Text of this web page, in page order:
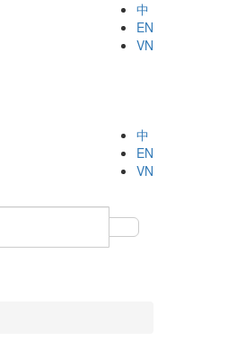
中
EN
VN
中
EN
VN